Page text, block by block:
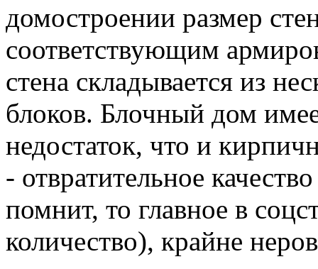
домостроении размер
соответствующим
стена складывается из
блоков. Блочный дом
недостаток, что и
- отвратительное
помнит, то главное в
количество), крайне